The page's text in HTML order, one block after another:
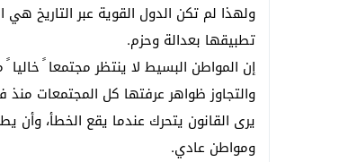
ولهذا لم تكن الدول القوية عبر التاريخ هي
تطبيقها بعدالة وحزم.
إن المواطن البسيط لا ينتظر مجتمعا ً خاليا
والتجاوز ظواهر عرفتها كل المجتمعات منذ
يرى القانون يتحرك عندما يقع الخطأ،
ومواطن عادي.